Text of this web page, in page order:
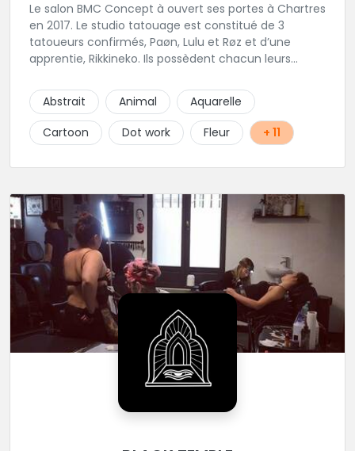
Le salon BMC Concept à ouvert ses portes à Chartres
en 2017. Le studio tatouage est constitué de 3
tatoueurs confirmés, Paøn, Lulu et Røz et d’une
apprentie, Rikkineko. Ils possèdent chacun leurs
souhaitant se faire tatouer de pouvoir construire un
projet entièrement personnalisé. Une pierceuse est
présente en Guest environ une semaine par mois au
salon.
Abstrait Animal
Aquarelle
Cartoon
Dot work Fleur + 11